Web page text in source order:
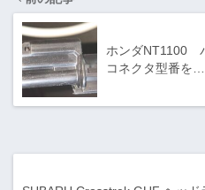
ホンダNT1100
コネクタ型番を…